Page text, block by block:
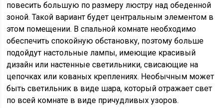
повесить большую по размеру люстру над обеденной
зоной. Такой вариант будет центральным элементом в
этом помещении. В спальной комнате необходимо
обеспечить спокойную обстановку, поэтому больше
подойдут настольные лампы, имеющие красивый
дизайн или настенные светильники, свисающие на
цепочках или кованых креплениях. Необычным может
быть светильник в виде шара, который отражает свет
по всей комнате в виде причудливых узоров.